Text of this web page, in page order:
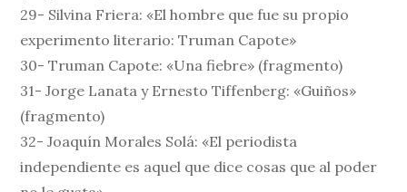
29- Silvina Friera: «El hombre que fue su propio
experimento literario: Truman Capote»
30- Truman Capote: «Una fiebre» (fragmento)
31- Jorge Lanata y Ernesto Tiffenberg: «Guiños»
(fragmento)
32- Joaquín Morales Solá: «El periodista
independiente es aquel que dice cosas que al poder